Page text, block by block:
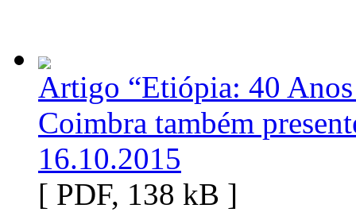
Artigo “Etiópia: 40
Coimbra também
16.10.2015
[ PDF, 138 kB ]